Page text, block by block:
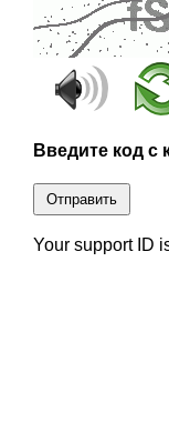
Введите код с
Отправить
Your support ID